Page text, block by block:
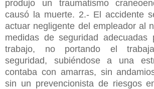
produjo un traumatismo
causó la muerte. 2.- El accidente
actuar negligente del empleador al
medidas de seguridad adecuadas
trabajo, no portando el
seguridad, subiéndose a una
contaba con amarras, sin
sin un prevencionista de riesgos